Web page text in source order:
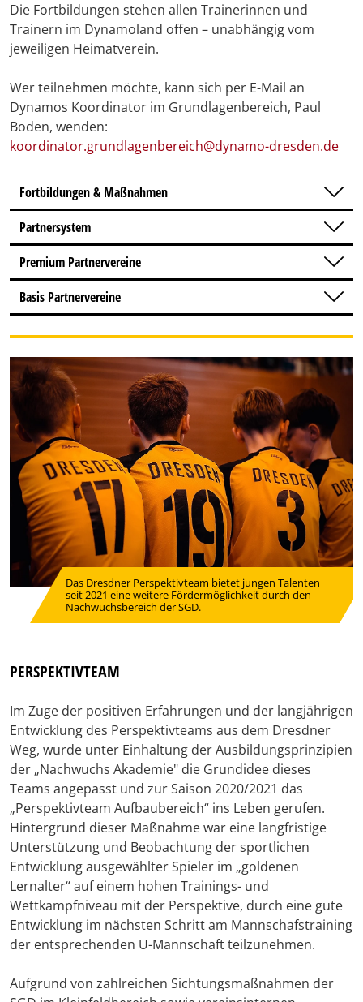
Die Fortbildungen stehen allen Trainerinnen und
Trainern im Dynamoland offen – unabhängig vom
jeweiligen Heimatverein.
Wer teilnehmen möchte, kann sich per E-Mail an
Dynamos Koordinator im Grundlagenbereich, Paul
Boden, wenden:
koordinator.grundlagenbereich@dynamo-dresden.de
Fortbildungen & Maßnahmen
Partnersystem
Premium Partnervereine
Basis Partnervereine
Das Dresdner Perspektivteam bietet jungen Talenten
seit 2021 eine weitere Fördermöglichkeit durch den
Nachwuchsbereich der SGD.
PERSPEKTIVTEAM
Im Zuge der positiven Erfahrungen und der langjährigen
Entwicklung des Perspektivteams aus dem Dresdner
Weg, wurde unter Einhaltung der Ausbildungsprinzipien
der „Nachwuchs Akademie" die Grundidee dieses
Teams angepasst und zur Saison 2020/2021 das
„Perspektivteam Aufbaubereich“ ins Leben gerufen.
Hintergrund dieser Maßnahme war eine langfristige
Unterstützung und Beobachtung der sportlichen
Entwicklung ausgewählter Spieler im „goldenen
Lernalter“ auf einem hohen Trainings- und
Wettkampfniveau mit der Perspektive, durch eine gute
Entwicklung im nächsten Schritt am Mannschafstraining
der entsprechenden U-Mannschaft teilzunehmen.
Aufgrund von zahlreichen Sichtungsmaßnahmen der